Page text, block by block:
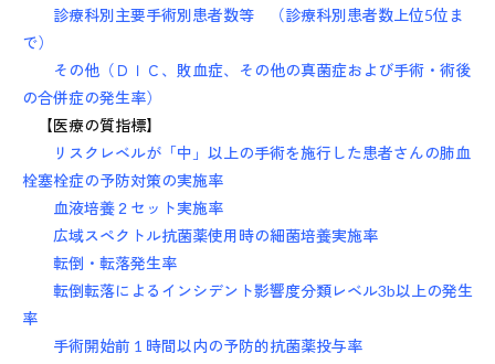
診療科別主要手術別患者数等 （診療科別患者数上位5位ま
で）
その他（ＤＩＣ、敗血症、その他の真菌症および手術・術後
の合併症の発生率）
【医療の質指標】
リスクレベルが「中」以上の手術を施行した患者さんの肺血
栓塞栓症の予防対策の実施率
血液培養２セット実施率
広域スペクトル抗菌薬使用時の細菌培養実施率
転倒・転落発生率
転倒転落によるインシデント影響度分類レベル3b以上の発生
率
手術開始前 1 時間以内の予防的抗菌薬投与率